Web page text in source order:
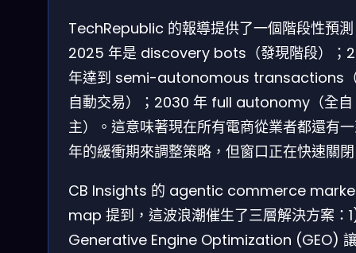
TechRepublic 的報導提供了一個階段性預
2025 年是 discovery bots（發現階段）；
年達到 semi-autonomous transactions
自動交易）；2030 年 full autonomy（全自
主）。這意味著現在所有電商從業者都還有
年的緩衝期來調整策略，但窗口正在快速關
CB Insights 的 agentic commerce
map 提到，這波浪潮催生了三層解決方案：
Generative Engine Optimization (GEO)